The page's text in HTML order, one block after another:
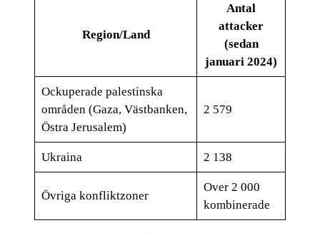
Region/Land
Antal
attacker
(sedan
januari 2024)
Ockuperade palestinska
områden (Gaza, Västbanken,
Östra Jerusalem)
2 579
Ukraina 2 138
Övriga konfliktzoner
Over 2 000
kombinerade